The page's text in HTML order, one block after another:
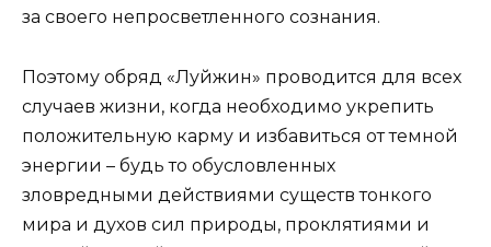
за своего непросветленного сознания.
Поэтому обряд «Луйжин» проводится для всех
случаев жизни, когда необходимо укрепить
положительную карму и избавиться от темной
энергии – будь то обусловленных
зловредными действиями существ тонкого
мира и духов сил природы, проклятиями и